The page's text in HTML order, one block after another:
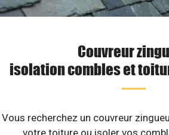
Couvreur
isolation combles et
Vous recherchez un couvreur